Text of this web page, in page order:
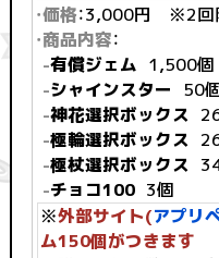
・価格：3,000円 ※2回
・商品内容：
-有償ジェム 1,500個
-シャインスター 50
-神花選択ボックス
-極輪選択ボックス
-極杖選択ボックス
-チョコ100 3個
※外部サイト(アプリ
ム150個がつきます